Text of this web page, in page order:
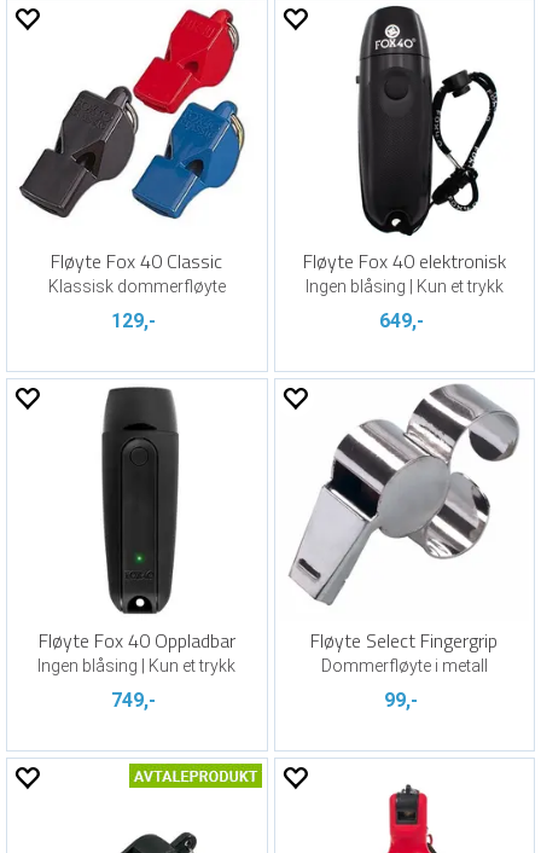
Fløyte Fox 40 Classic
Klassisk dommerfløyte
129,-
Fløyte Fox 40 elektronisk
Ingen blåsing | Kun et trykk
649,-
Fløyte Fox 40 Oppladbar
Ingen blåsing | Kun et trykk
749,-
Fløyte Select Fingergrip
Dommerfløyte i metall
99,-